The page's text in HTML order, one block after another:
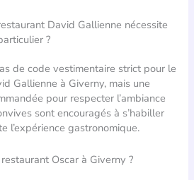
David Gallienne nécessite
?
de code vestimentaire strict pour le
Gallienne à Giverny, mais une
pour respecter l’ambiance
sont encouragés à s’habiller
l’expérience gastronomique.
Oscar à Giverny ?